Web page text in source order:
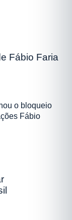
Fábio Faria
o bloqueio
Fábio